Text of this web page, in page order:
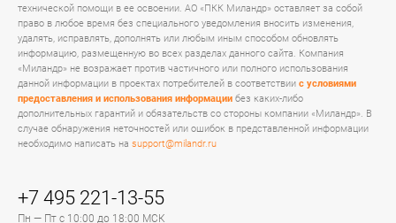
технической помощи в ее освоении. АО «ПКК Миландр» оставляет за собой
право в любое время без специального уведомления вносить изменения,
удалять, исправлять, дополнять или любым иным способом обновлять
информацию, размещенную во всех разделах данного сайта. Компания
«Миландр» не возражает против частичного или полного использования
данной информации в проектах потребителей в соответствии с условиями
предоставления и использования информации без каких-либо
дополнительных гарантий и обязательств со стороны компании «Миландр». В
случае обнаружения неточностей или ошибок в представленной информации
необходимо написать на support@milandr.ru
+7 495 221-13-55
Пн — Пт с 10:00 до 18:00 МСК